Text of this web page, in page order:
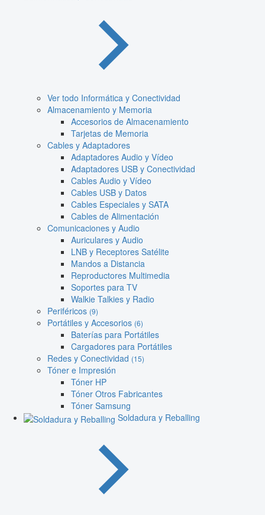
Ver todo Informática y Conectividad
Almacenamiento y Memoria
Accesorios de Almacenamiento
Tarjetas de Memoria
Cables y Adaptadores
Adaptadores Audio y Vídeo
Adaptadores USB y Conectividad
Cables Audio y Vídeo
Cables USB y Datos
Cables Especiales y SATA
Cables de Alimentación
Comunicaciones y Audio
Auriculares y Audio
LNB y Receptores Satélite
Mandos a Distancia
Reproductores Multimedia
Soportes para TV
Walkie Talkies y Radio
Periféricos (9)
Portátiles y Accesorios (6)
Baterías para Portátiles
Cargadores para Portátiles
Redes y Conectividad (15)
Tóner e Impresión
Tóner HP
Tóner Otros Fabricantes
Tóner Samsung
Soldadura y Reballing